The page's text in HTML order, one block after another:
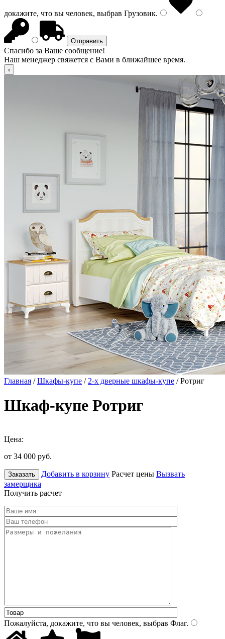
докажите, что вы человек, выбрав Грузовик.
Спасибо за Ваше сообщение!
Наш менеджер свяжется с Вами в ближайшее время.
Главная /Шкафы-купе / 2-х дверные шкафы-купе / Ротриг
Шкаф-купе Ротриг
Цена:
от 34 000 руб.
Заказать Добавить в корзину Расчет цены Вызвать
замерщика
Получить расчет
Пожалуйста, докажите, что вы человек, выбрав Флаг.